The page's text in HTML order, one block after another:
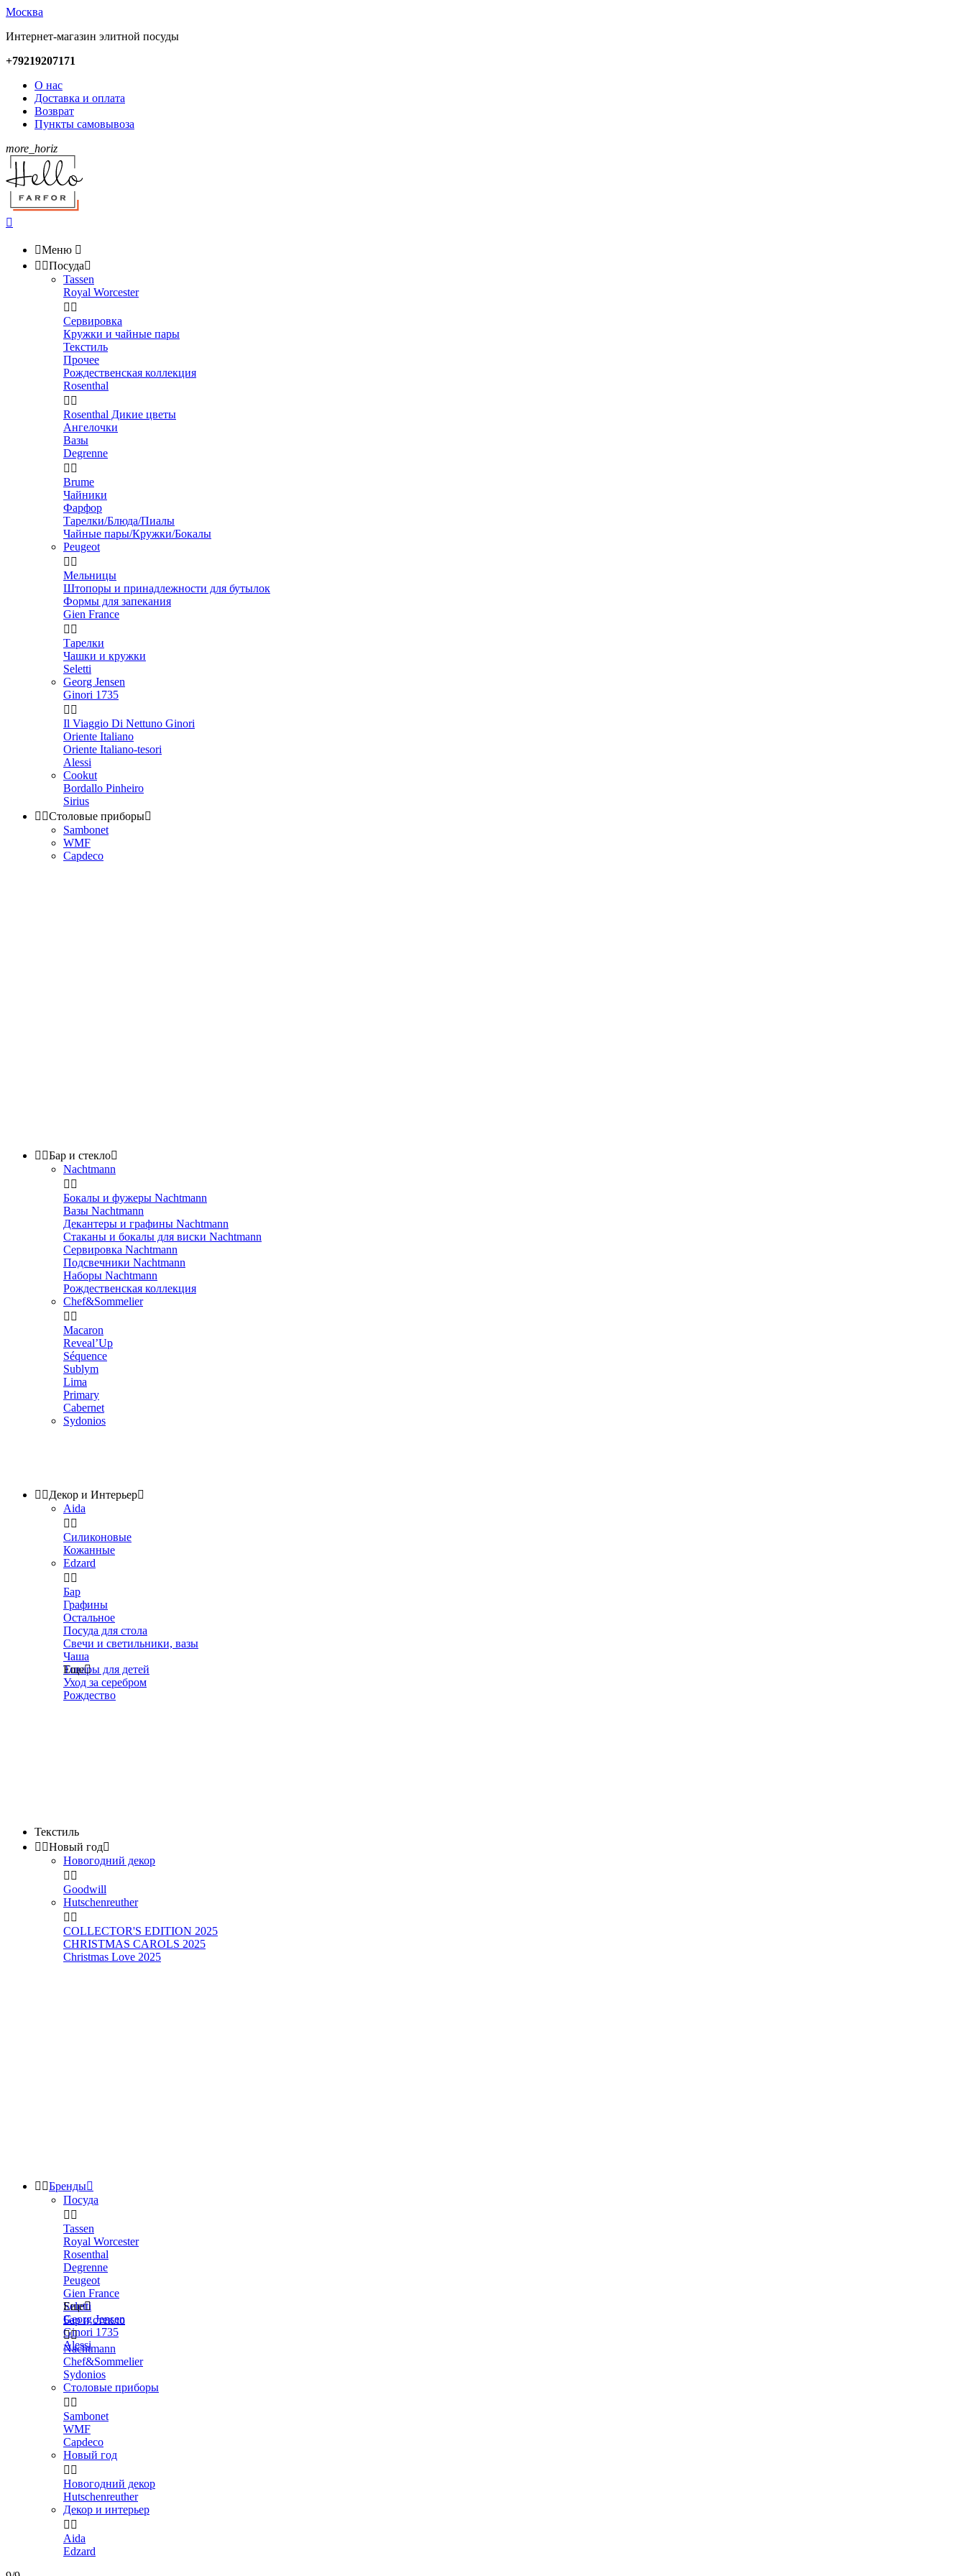
Москва
Интернет-магазин элитной посуды
+79219207171
О нас
Доставка и оплата
Возврат
Пункты самовывоза
more_horiz

Меню 
 Посуда
Tassen
Royal Worcester
 
Сервировка
Кружки и чайные пары
Текстиль
Прочее
Рождественская коллекция
Rosenthal
 
Rosenthal Дикие цветы
Ангелочки
Вазы
Degrenne
 
Brume
Чайники
Фарфор
Тарелки/Блюда/Пиалы
Чайные пары/Кружки/Бокалы
Peugeot
 
Мельницы
Штопоры и принадлежности для бутылок
Формы для запекания
Gien France
 
Тарелки
Чашки и кружки
Seletti
Georg Jensen
Ginori 1735
 
Il Viaggio Di Nettuno Ginori
Oriente Italiano
Oriente Italiano-tesori
Alessi
Cookut
Bordallo Pinheiro
Sirius
 Столовые приборы
Sambonet
WMF
Capdeco
 Бар и стекло
Nachtmann
 
Бокалы и фужеры Nachtmann
Вазы Nachtmann
Декантеры и графины Nachtmann
Стаканы и бокалы для виски Nachtmann
Сервировка Nachtmann
Подсвечники Nachtmann
Наборы Nachtmann
Рождественская коллекция
Chef&Sommelier
 
Macaron
Reveal’Up
Séquence
Sublym
Lima
Primary
Cabernet
Sydonios
 Декор и Интерьер
Aida
 
Силиконовые
Кожанные
Edzard
 
Бар
Графины
Остальное
Посуда для стола
Свечи и светильники, вазы
Чаша
Товары для детей
Уход за серебром
Рождество
Еще
Текстиль
 Новый год
Новогодний декор
 
Goodwill
Hutschenreuther
 
COLLECTOR'S EDITION 2025
CHRISTMAS CAROLS 2025
Christmas Love 2025
 Бренды
Посуда
 
Tassen
Royal Worcester
Rosenthal
Degrenne
Peugeot
Gien France
Seletti
Georg Jensen
Ginori 1735
Alessi
Еще
Бар и стекло

Nachtmann
Chef&Sommelier
Sydonios
Столовые приборы
 
Sambonet
WMF
Capdeco
Новый год
 
Новогодний декор
Hutschenreuther
Декор и интерьер
 
Aida
Edzard